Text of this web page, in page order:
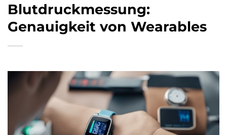
Blutdruckmessung:
Genauigkeit von Wearables